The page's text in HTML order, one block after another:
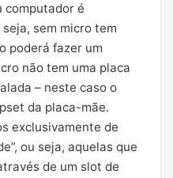
computador é
sem micro tem
poderá fazer um
não tem uma placa
– neste caso o
da placa-mãe.
exclusivamente de
ou seja, aquelas que
de um slot de